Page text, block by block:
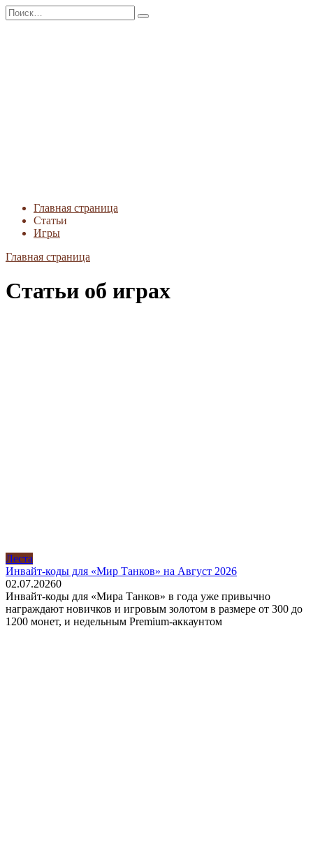
Перейти
к
Search
for:
Главная страница
Статьи
Игры
Главная страница
Статьи об играх
Леста
Инвайт-коды для «Мир Танков» на Август 2026
02.07.20260
Инвайт-коды для «Мира Танков» в года уже привычно
награждают новичков и игровым золотом в размере от 300 до
1200 монет, и недельным Premium-аккаунтом